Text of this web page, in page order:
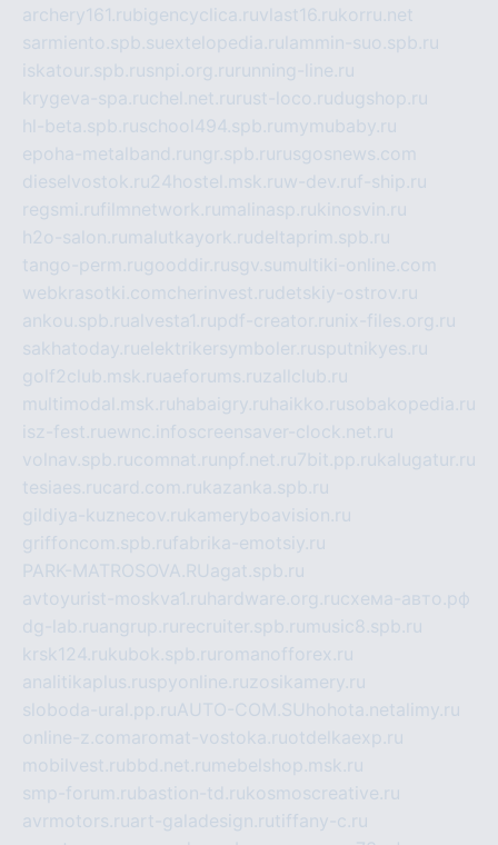
archery161.rubigencyclica.ruvlast16.rukorru.net
sarmiento.spb.suextelopedia.ru lammin-suo.spb.ru
iskatour.spb.rusnpi.org.ru running-line.ru
krygeva-spa.ruchel.net.ru rust-loco.rudugshop.ru
hl-beta.spb.ruschool494.spb.ru mymubaby.ru
epoha-metalband.ru ngr.spb.ru rusgosnews.com
dieselvostok.ru24hostel.msk.ruw-dev.ruf-ship.ru
regsmi.rufilmnetwork.ru malinasp.rukinosvin.ru
h2o-salon.ru malutkayork.rudeltaprim.spb.ru
tango-perm.rugooddir.rusgv.su multiki-online.com
webkrasotki.comcherinvest.rudetskiy-ostrov.ru
ankou.spb.rualvesta1.rupdf-creator.ru nix-files.org.ru
sakhatoday.ruelektrikersymboler.rusputnikyes.ru
golf2club.msk.ruaeforums.ruzallclub.ru
multimodal.msk.ru habaigry.ru haikko.rusobakopedia.ru
isz-fest.ruewnc.infoscreensaver-clock.net.ru
volnav.spb.rucomnat.ru npf.net.ru7bit.pp.rukalugatur.ru
tesiaes.rucard.com.rukazanka.spb.ru
gildiya-kuznecov.rukameryboavision.ru
griffoncom.spb.rufabrika-emotsiy.ru
PARK-MATROSOVA.RUagat.spb.ru
avtoyurist-moskva1.ru hardware.org.ruсхема-авто.рф
dg-lab.ruangrup.ru recruiter.spb.ru music8.spb.ru
krsk124.rukubok.spb.ru romanofforex.ru
analitikaplus.ruspyonline.ruzosikamery.ru
sloboda-ural.pp.ruAUTO-COM.SU hohota.netalimy.ru
online-z.comaromat-vostoka.ruotdelkaexp.ru
mobilvest.rubbd.net.ru mebelshop.msk.ru
smp-forum.rubastion-td.rukosmoscreative.ru
avrmotors.ruart-galadesign.rutiffany-c.ru